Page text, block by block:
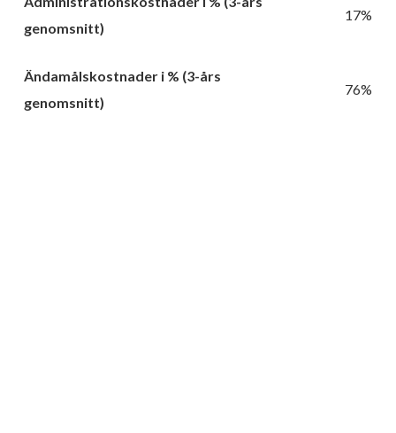
genomsnitt)
17%
Ändamålskostnader i % (3-års
genomsnitt)
76%